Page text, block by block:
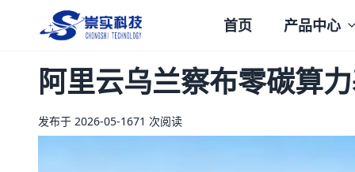
崇实科技 首页 产品中心
阿里云乌兰察布零碳算
发布于 2026-05-1671 次阅读